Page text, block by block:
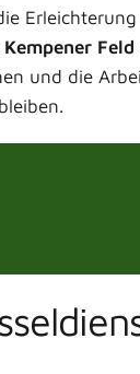
und die